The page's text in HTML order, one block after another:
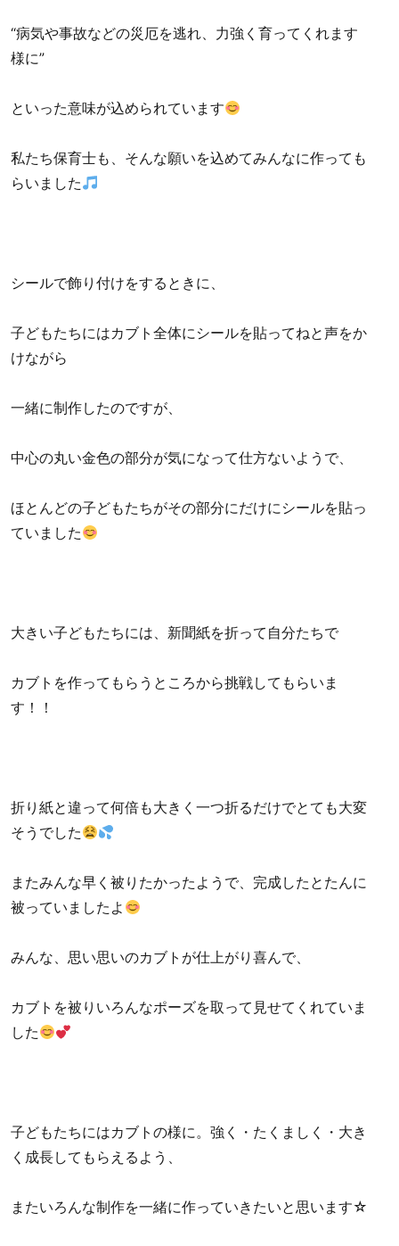
“病気や事故などの災厄を逃れ、力強く育ってくれます
様に”
といった意味が込められています
私たち保育士も、そんな願いを込めてみんなに作っても
らいました
シールで飾り付けをするときに、
子どもたちにはカブト全体にシールを貼ってねと声をか
けながら
一緒に制作したのですが、
中心の丸い金色の部分が気になって仕方ないようで、
ほとんどの子どもたちがその部分にだけにシールを貼っ
ていました
大きい子どもたちには、新聞紙を折って自分たちで
カブトを作ってもらうところから挑戦してもらいま
す！！
折り紙と違って何倍も大きく一つ折るだけでとても大変
そうでした
またみんな早く被りたかったようで、完成したとたんに
被っていましたよ
みんな、思い思いのカブトが仕上がり喜んで、
カブトを被りいろんなポーズを取って見せてくれていま
した
子どもたちにはカブトの様に。強く・たくましく・大き
く成長してもらえるよう、
またいろんな制作を一緒に作っていきたいと思います☆